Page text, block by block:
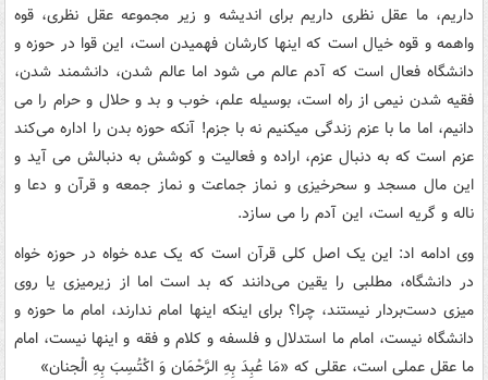
داریم، ما عقل نظری داریم برای اندیشه و زیر مجموعه عقل نظری، قوه
واهمه و قوه خیال است که اینها کارشان فهمیدن است، این قوا در حوزه و
دانشگاه فعال است که آدم عالم می شود اما عالم شدن، دانشمند شدن،
فقیه شدن نیمی از راه است، بوسیله علم، خوب و بد و حلال و حرام را می
دانیم، اما ما با عزم زندگی میکنیم نه با جزم! آنکه حوزه بدن را اداره می‌کند
عزم است که به دنبال عزم، اراده و فعالیت و کوشش به دنبالش می آید و
این مال مسجد و سحرخیزی و نماز جماعت و نماز جمعه و قرآن و دعا و
ناله و گریه است، این آدم را می سازد.
وی ادامه اد: این یک اصل کلی قرآن است که یک عده خواه در حوزه خواه
در دانشگاه، مطلبی را یقین می‌دانند که بد است اما از زیرمیزی یا روی
میزی دست‌بردار نیستند، چرا؟ برای اینکه اینها امام ندارند، امام ما حوزه و
دانشگاه نیست، امام ما استدلال و فلسفه و کلام و فقه و اینها نیست، امام
ما عقل عملی است، عقلی که «مَا عُبِدَ بِهِ الرَّحْمَان وَ اکْتُسِبَ بِهِ الْجنان»